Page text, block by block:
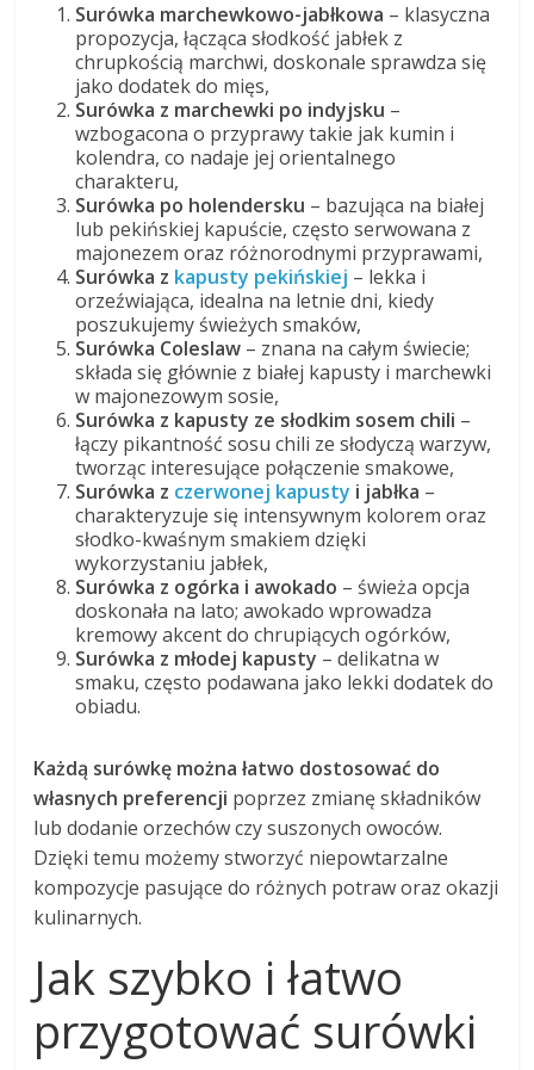
Surówka marchewkowo-jabłkowa – klasyczna
propozycja, łącząca słodkość jabłek z
chrupkością marchwi, doskonale sprawdza się
jako dodatek do mięs,
Surówka z marchewki po indyjsku –
wzbogacona o przyprawy takie jak kumin i
kolendra, co nadaje jej orientalnego
charakteru,
Surówka po holendersku – bazująca na białej
lub pekińskiej kapuście, często serwowana z
majonezem oraz różnorodnymi przyprawami,
Surówka z kapusty pekińskiej – lekka i
orzeźwiająca, idealna na letnie dni, kiedy
poszukujemy świeżych smaków,
Surówka Coleslaw – znana na całym świecie;
składa się głównie z białej kapusty i marchewki
w majonezowym sosie,
Surówka z kapusty ze słodkim sosem chili –
łączy pikantność sosu chili ze słodyczą warzyw,
tworząc interesujące połączenie smakowe,
Surówka z czerwonej kapusty i jabłka –
charakteryzuje się intensywnym kolorem oraz
słodko-kwaśnym smakiem dzięki
wykorzystaniu jabłek,
Surówka z ogórka i awokado – świeża opcja
doskonała na lato; awokado wprowadza
kremowy akcent do chrupiących ogórków,
Surówka z młodej kapusty – delikatna w
smaku, często podawana jako lekki dodatek do
obiadu.
Każdą surówkę można łatwo dostosować do
własnych preferencji poprzez zmianę składników
lub dodanie orzechów czy suszonych owoców.
Dzięki temu możemy stworzyć niepowtarzalne
kompozycje pasujące do różnych potraw oraz okazji
kulinarnych.
Jak szybko i łatwo
przygotować surówki